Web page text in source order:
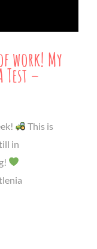
work! My
Test –
This is
in